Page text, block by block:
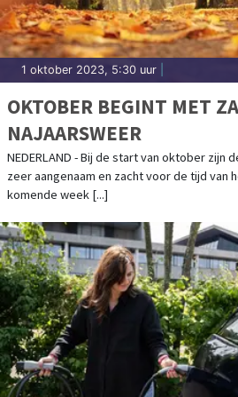
1 oktober 2023, 5:30 uur
OKTOBER BEGINT MET
NAJAARSWEER
NEDERLAND - Bij de start van oktober zijn
zeer aangenaam en zacht voor de tijd van
komende week [...]